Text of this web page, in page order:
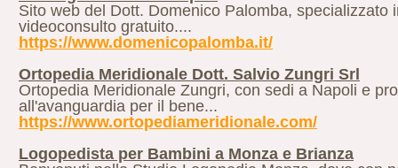
Sito web del Dott. Domenico Palomba,
videoconsulto gratuito....
https://www.domenicopalomba.it/
Ortopedia Meridionale Dott. Salvio Zungri Srl
Ortopedia Meridionale Zungri, con sedi a Napoli e
all'avanguardia per il bene...
https://www.ortopediameridionale.com/
Logopedista per Bambini a Monza e Brianza